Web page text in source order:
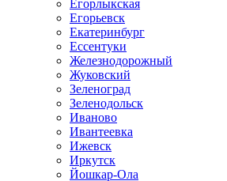
Егорлыкская
Егорьевск
Екатеринбург
Ессентуки
Железнодорожный
Жуковский
Зеленоград
Зеленодольск
Иваново
Ивантеевка
Ижевск
Иркутск
Йошкар-Ола